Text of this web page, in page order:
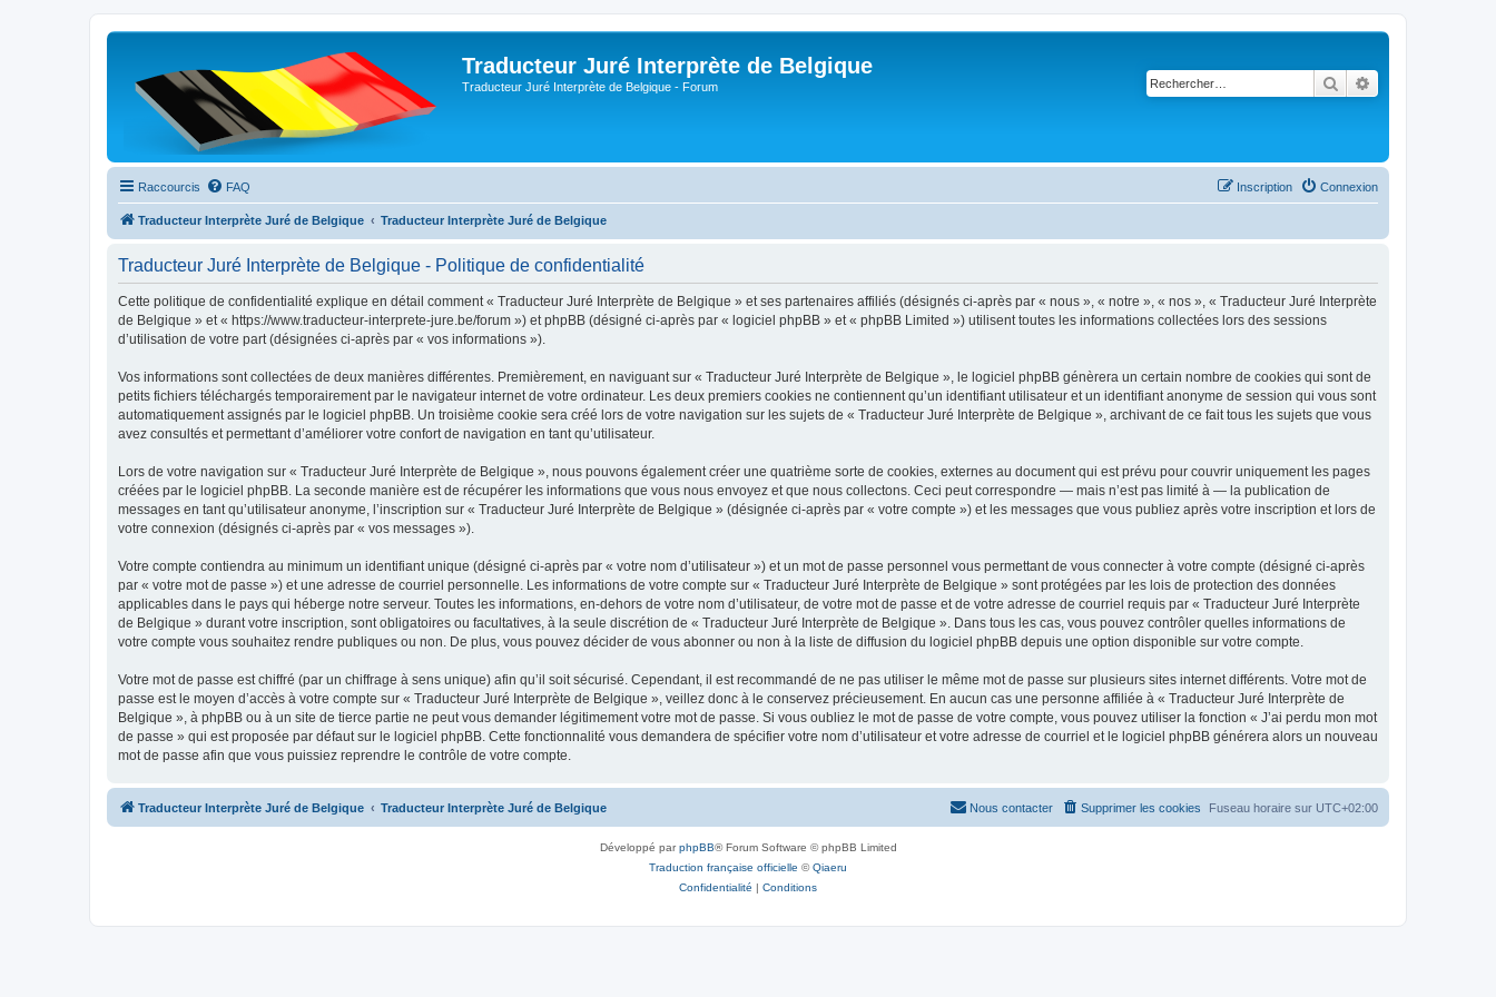
Traducteur Juré Interprète de Belgique
Traducteur Juré Interprète de Belgique - Forum Rechercher
Raccourcis FAQ Connexion
Inscription
Traducteur Interprète Juré de Belgique Traducteur Interprète Juré de Belgique
Traducteur Juré Interprète de Belgique - Politique de confidentialité
Cette politique de confidentialité explique en détail comment « Traducteur Juré Interprète de Belgique » et ses partenaires affiliés (désignés ci-après par « nous », « notre », « nos », « Traducteur Juré Interprète
de Belgique » et « https://www.traducteur-interprete-jure.be/forum ») et phpBB (désigné ci-après par « logiciel phpBB » et « phpBB Limited ») utilisent toutes les informations collectées lors des sessions
d’utilisation de votre part (désignées ci-après par « vos informations »).
Vos informations sont collectées de deux manières différentes. Premièrement, en naviguant sur « Traducteur Juré Interprète de Belgique », le logiciel phpBB génèrera un certain nombre de cookies qui sont de
petits fichiers téléchargés temporairement par le navigateur internet de votre ordinateur. Les deux premiers cookies ne contiennent qu’un identifiant utilisateur et un identifiant anonyme de session qui vous sont
automatiquement assignés par le logiciel phpBB. Un troisième cookie sera créé lors de votre navigation sur les sujets de « Traducteur Juré Interprète de Belgique », archivant de ce fait tous les sujets que vous
avez consultés et permettant d’améliorer votre confort de navigation en tant qu’utilisateur.
Lors de votre navigation sur « Traducteur Juré Interprète de Belgique », nous pouvons également créer une quatrième sorte de cookies, externes au document qui est prévu pour couvrir uniquement les pages
créées par le logiciel phpBB. La seconde manière est de récupérer les informations que vous nous envoyez et que nous collectons. Ceci peut correspondre — mais n’est pas limité à — la publication de
messages en tant qu’utilisateur anonyme, l’inscription sur « Traducteur Juré Interprète de Belgique » (désignée ci-après par « votre compte ») et les messages que vous publiez après votre inscription et lors de
votre connexion (désignés ci-après par « vos messages »).
Votre compte contiendra au minimum un identifiant unique (désigné ci-après par « votre nom d’utilisateur ») et un mot de passe personnel vous permettant de vous connecter à votre compte (désigné ci-après
par « votre mot de passe ») et une adresse de courriel personnelle. Les informations de votre compte sur « Traducteur Juré Interprète de Belgique » sont protégées par les lois de protection des données
applicables dans le pays qui héberge notre serveur. Toutes les informations, en-dehors de votre nom d’utilisateur, de votre mot de passe et de votre adresse de courriel requis par « Traducteur Juré Interprète
de Belgique » durant votre inscription, sont obligatoires ou facultatives, à la seule discrétion de « Traducteur Juré Interprète de Belgique ». Dans tous les cas, vous pouvez contrôler quelles informations de
votre compte vous souhaitez rendre publiques ou non. De plus, vous pouvez décider de vous abonner ou non à la liste de diffusion du logiciel phpBB depuis une option disponible sur votre compte.
Votre mot de passe est chiffré (par un chiffrage à sens unique) afin qu’il soit sécurisé. Cependant, il est recommandé de ne pas utiliser le même mot de passe sur plusieurs sites internet différents. Votre mot de
passe est le moyen d’accès à votre compte sur « Traducteur Juré Interprète de Belgique », veillez donc à le conservez précieusement. En aucun cas une personne affiliée à « Traducteur Juré Interprète de
Belgique », à phpBB ou à un site de tierce partie ne peut vous demander légitimement votre mot de passe. Si vous oubliez le mot de passe de votre compte, vous pouvez utiliser la fonction « J’ai perdu mon mot
de passe » qui est proposée par défaut sur le logiciel phpBB. Cette fonctionnalité vous demandera de spécifier votre nom d’utilisateur et votre adresse de courriel et le logiciel phpBB générera alors un nouveau
mot de passe afin que vous puissiez reprendre le contrôle de votre compte.
Traducteur Interprète Juré de Belgique Traducteur Interprète Juré de Belgique Fuseau horaire sur UTC+02:00
Supprimer les cookies
Nous contacter
Développé parphpBB® Forum Software © phpBB Limited
Traduction française officielle ©Qiaeru
Confidentialité | Conditions